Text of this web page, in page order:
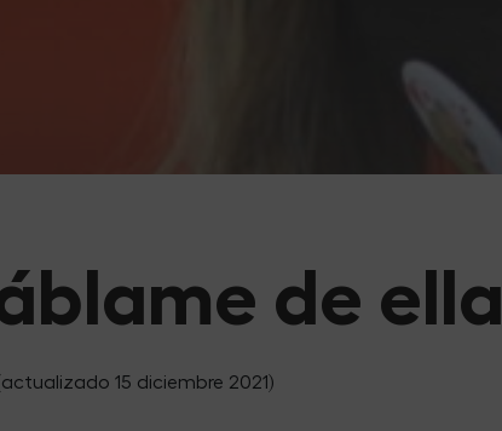
de ella
15 diciembre 2021)